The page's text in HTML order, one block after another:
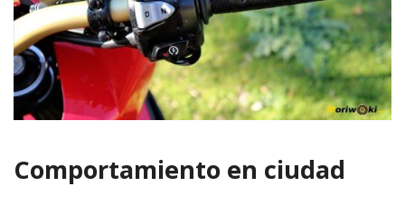
Comportamiento en ciudad